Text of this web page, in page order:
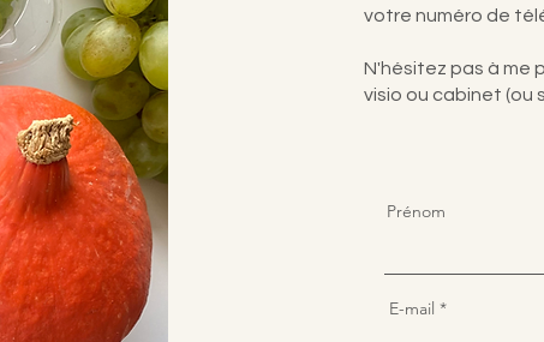
votre numéro de
N'hésitez pas à me
visio ou cabinet (ou
Prénom
E-mail